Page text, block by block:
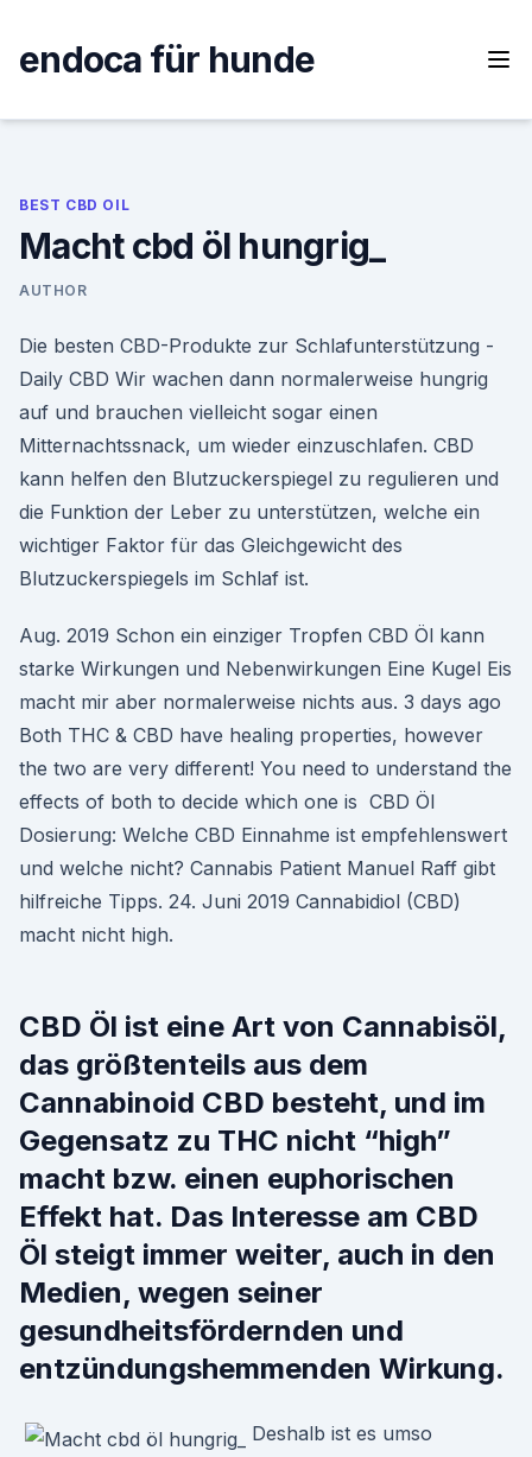
content
endoca für hunde
BEST CBD OIL
Macht cbd öl hungrig_
AUTHOR
Die besten CBD-Produkte zur Schlafunterstützung -
Daily CBD Wir wachen dann normalerweise hungrig
auf und brauchen vielleicht sogar einen
Mitternachtssnack, um wieder einzuschlafen. CBD
kann helfen den Blutzuckerspiegel zu regulieren und
die Funktion der Leber zu unterstützen, welche ein
wichtiger Faktor für das Gleichgewicht des
Blutzuckerspiegels im Schlaf ist.
Aug. 2019 Schon ein einziger Tropfen CBD Öl kann
starke Wirkungen und Nebenwirkungen Eine Kugel Eis
macht mir aber normalerweise nichts aus. 3 days ago
Both THC & CBD have healing properties, however
the two are very different! You need to understand the
effects of both to decide which one is CBD Öl
Dosierung: Welche CBD Einnahme ist empfehlenswert
und welche nicht? Cannabis Patient Manuel Raff gibt
hilfreiche Tipps. 24. Juni 2019 Cannabidiol (CBD)
macht nicht high.
CBD Öl ist eine Art von Cannabisöl,
das größtenteils aus dem
Cannabinoid CBD besteht, und im
Gegensatz zu THC nicht “high”
macht bzw. einen euphorischen
Effekt hat. Das Interesse am CBD
Öl steigt immer weiter, auch in den
Medien, wegen seiner
gesundheitsfördernden und
entzündungshemmenden Wirkung.
Deshalb ist es umso